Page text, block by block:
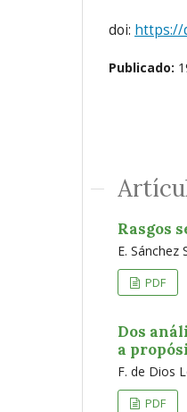
doi: https://
Publicado:
Rasgos
E. Sánchez
PDF
Dos
a
F. de Dios
PDF